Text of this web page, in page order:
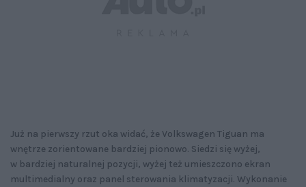
Już na pierwszy rzut oka widać, że Volkswagen Tiguan ma
wnętrze zorientowane bardziej pionowo. Siedzi się wyżej,
w bardziej naturalnej pozycji, wyżej też umieszczono ekran
multimedialny oraz panel sterowania klimatyzacji. Wykonanie